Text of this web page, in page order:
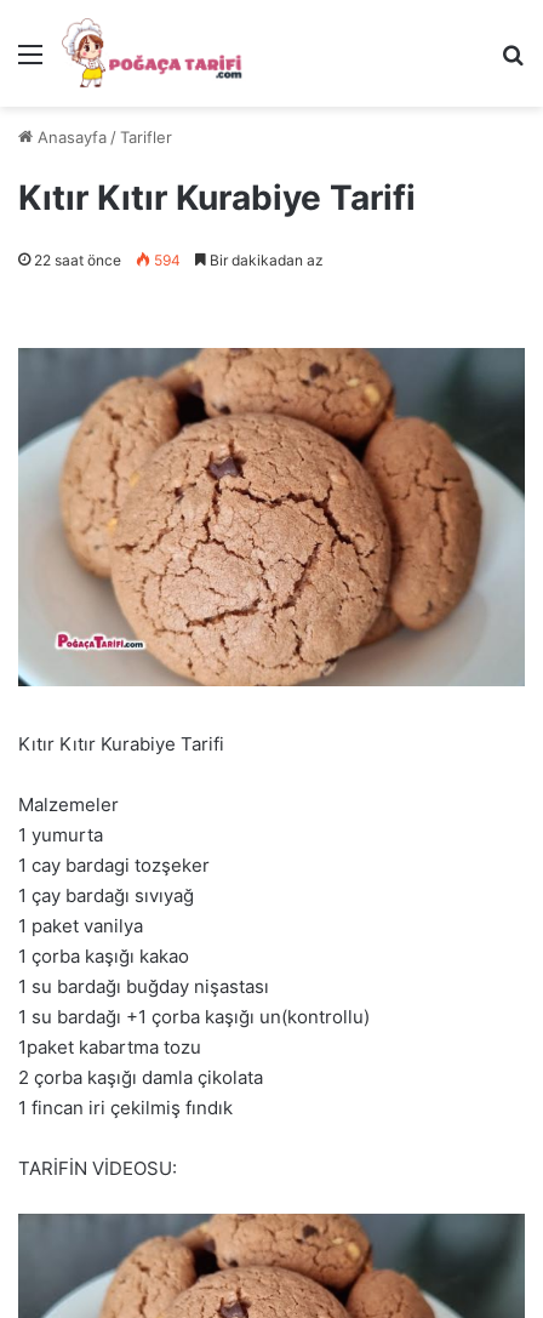
Menü
Anasayfa /Tarifler
Kıtır Kıtır Kurabiye Tarifi
22 saat önce 594 Bir dakikadan az
Kıtır Kıtır Kurabiye Tarifi
Malzemeler
1 yumurta
1 cay bardagi tozşeker
1 çay bardağı sıvıyağ
1 paket vanilya
1 çorba kaşığı kakao
1 su bardağı buğday nişastası
1 su bardağı +1 çorba kaşığı un(kontrollu)
1paket kabartma tozu
2 çorba kaşığı damla çikolata
1 fincan iri çekilmiş fındık
TARİFİN VİDEOSU: